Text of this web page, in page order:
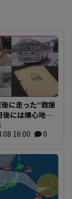
に走った“救援
には爆心地至
も 戦時下か
えた“バスの歴
16:00 0